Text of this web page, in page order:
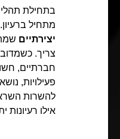
בתחילת
מתחיל
יצירתיים
צריך.
חברתיים,
פעילויות,
להשרות
אילו רעיונות